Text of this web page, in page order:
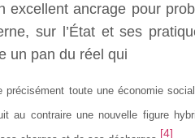
ancrage pour
sur l’État et ses
un pan du réel qui
toute une économie
au contraire une nouvelle figure
[4]